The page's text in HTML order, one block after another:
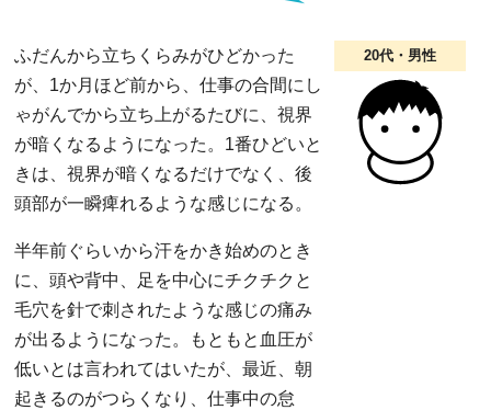
20代・男性
ふだんから立ちくらみがひどかった
が、1か月ほど前から、仕事の合間にし
ゃがんでから立ち上がるたびに、視界
が暗くなるようになった。1番ひどいと
きは、視界が暗くなるだけでなく、後
頭部が一瞬痺れるような感じになる。
半年前ぐらいから汗をかき始めのとき
に、頭や背中、足を中心にチクチクと
毛穴を針で刺されたような感じの痛み
が出るようになった。もともと血圧が
低いとは言われてはいたが、最近、朝
起きるのがつらくなり、仕事中の怠